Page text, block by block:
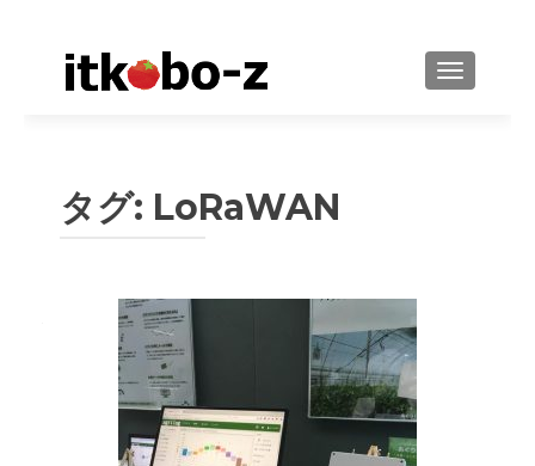
ナビゲー
タグ: LoRaWAN